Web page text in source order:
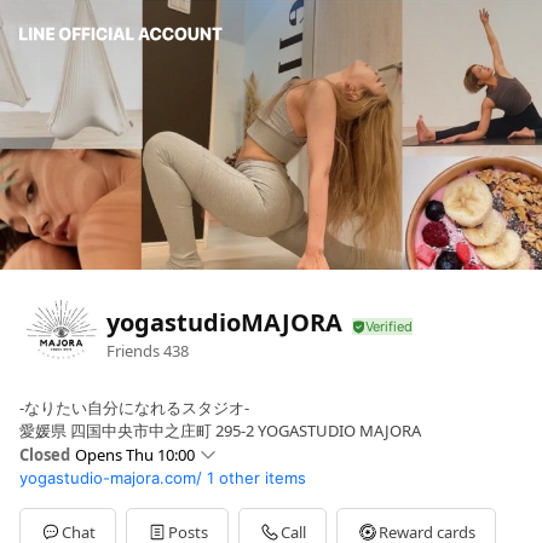
yogastudioMAJORA
Friends438
-なりたい自分になれるスタジオ-
愛媛県 四国中央市中之庄町 295-2 YOGASTUDIO MAJORA
Closed Opens Thu 10:00
SunClosed
Mon10:00 - 22:00,09:00 - 22:00
Tue10:00 - 22:00,09:00 - 22:00
yogastudio-majora.com/ 1 other items
Chat Posts Call Reward cards